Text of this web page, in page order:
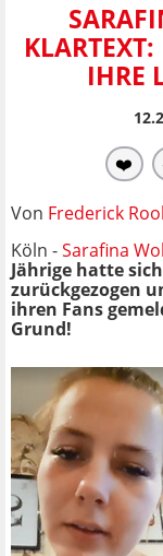
IHRE
❤️
Von Frederick
Köln -Sarafina
Jährige hatte
zurückgezogen
ihren Fans
Grund!